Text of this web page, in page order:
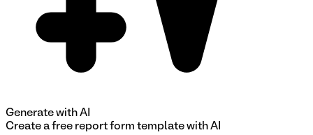
Generate with AI
Create a free report form template with AI